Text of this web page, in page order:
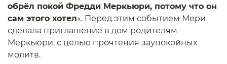
обрёл покой Фредди Меркьюри, потому что он
сам этого хотел«. Перед этим событием Мери
сделала приглашение в дом родителям
Меркьюри, с целью прочтения заупокойных
молитв.